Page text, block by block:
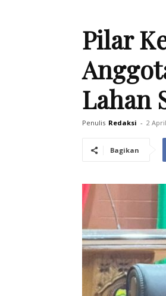
Pilar
Lahan
Penulis Redaksi - 2
Bagikan